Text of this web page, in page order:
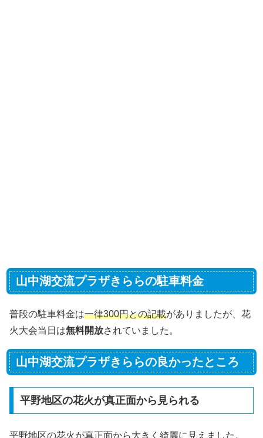
山中湖交流プラザきららの駐車料金
普段の駐車料金は一律300円との記載がありましたが、花
火大会当日は無料開放されていました。
山中湖交流プラザきららの良かったところ
平野地区の花火が真正面から見られる
平野地区の花火が真正面から大きく綺麗に見えました。